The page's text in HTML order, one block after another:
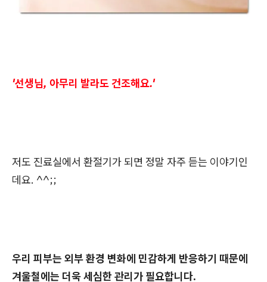
'선생님, 아무리 발라도 건조해요.'
저도 진료실에서 환절기가 되면 정말 자주 듣는 이야기인
데요. ^^;;
우리 피부는 외부 환경 변화에 민감하게 반응하기 때문에
겨울철에는 더욱 세심한 관리가 필요합니다.